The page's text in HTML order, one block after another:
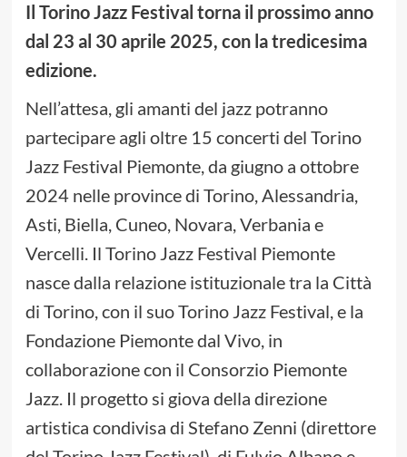
Il Torino Jazz Festival torna il prossimo anno
dal 23 al 30 aprile 2025, con la tredicesima
edizione.
Nell’attesa, gli amanti del jazz potranno
partecipare agli oltre 15 concerti del Torino
Jazz Festival Piemonte, da giugno a ottobre
2024 nelle province di Torino, Alessandria,
Asti, Biella, Cuneo, Novara, Verbania e
Vercelli. Il Torino Jazz Festival Piemonte
nasce dalla relazione istituzionale tra la Città
di Torino, con il suo Torino Jazz Festival, e la
Fondazione Piemonte dal Vivo, in
collaborazione con il Consorzio Piemonte
Jazz. Il progetto si giova della direzione
artistica condivisa di Stefano Zenni (direttore